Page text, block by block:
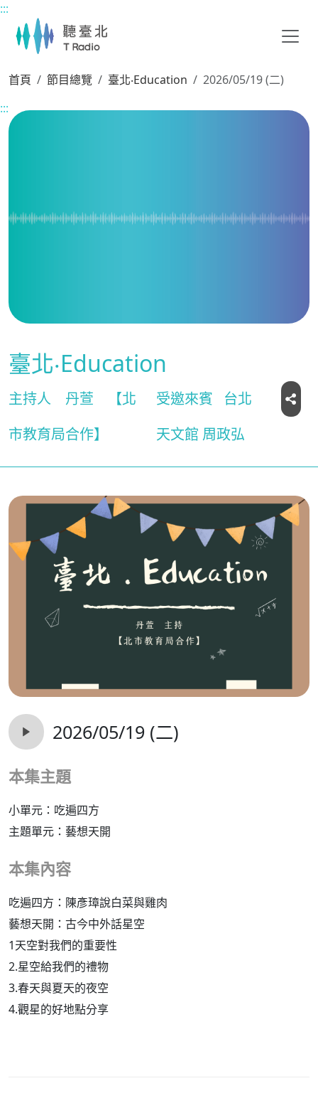
主要內容區塊
:::
首頁 節目總覽 臺北‧Education
2026/05/19 (二)
:::
臺北‧Education
主持人 丹萱
【北
市教育局合作】
受邀來賓
台北
天文館 周政弘
2026/05/19 (二)
本集主題
小單元：吃遍四方
主題單元：藝想天開
本集內容
吃遍四方：陳彥璋說白菜與雞肉
藝想天開：古今中外話星空
1天空對我們的重要性
2.星空給我們的禮物
3.春天與夏天的夜空
4.觀星的好地點分享